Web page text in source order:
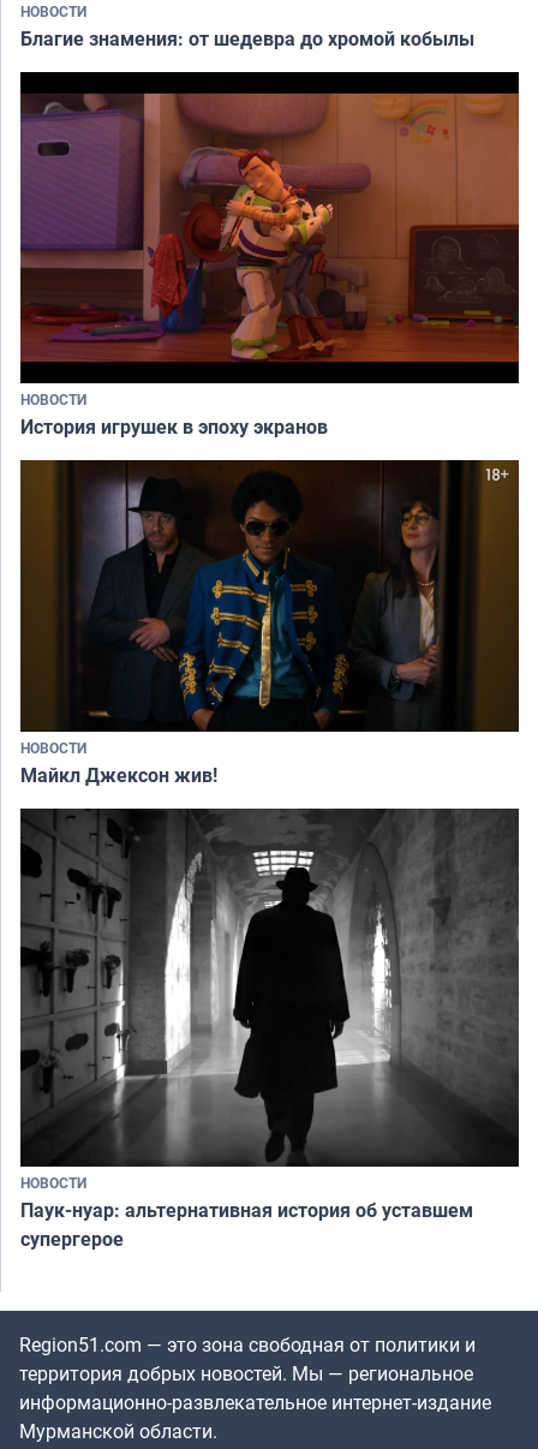
НОВОСТИ
Благие знамения: от шедевра до хромой кобылы
НОВОСТИ
История игрушек в эпоху экранов
НОВОСТИ
Майкл Джексон жив!
НОВОСТИ
Паук-нуар: альтернативная история об уставшем
супергерое
Region51.com — это зона свободная от политики и
территория добрых новостей. Мы — региональное
информационно-развлекательное интернет-издание
Мурманской области.